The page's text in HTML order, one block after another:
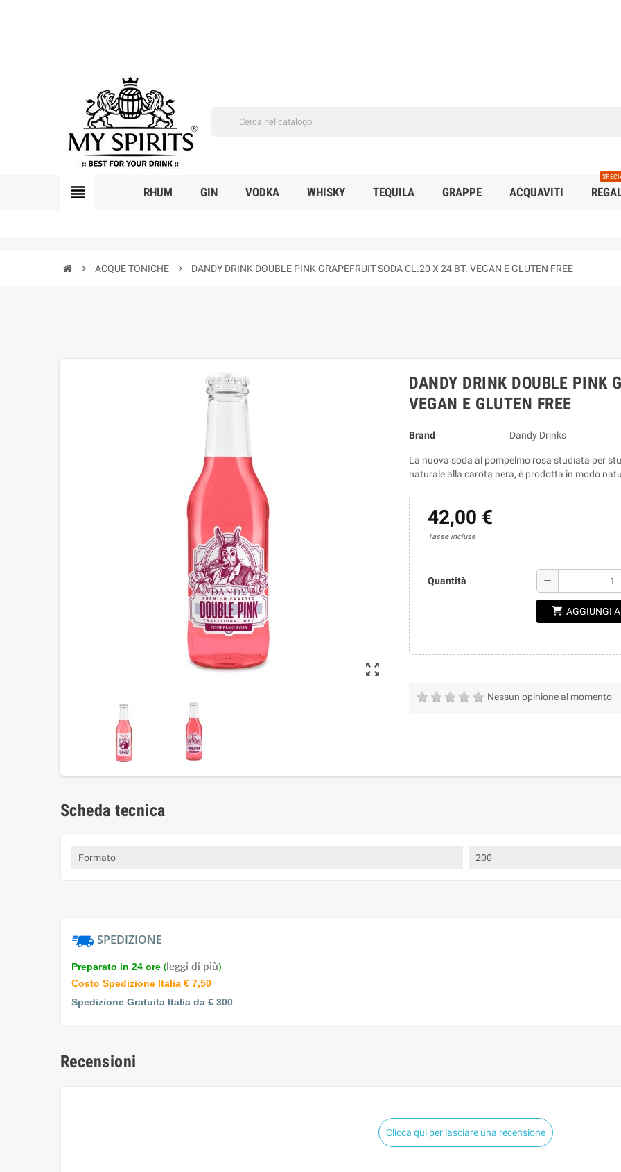
view_headline RHUM GIN VODKA WHISKY TEQUILA GRAPPE ACQUAVITI
chevron_right ACQUE TONICHE chevron_right DANDY DRINK DOUBLE PINK GRAPEFRUIT SODA CL.20 X 24 BT. VEGAN E GLUTEN FREE
zoom_out_map
DANDY DRINK DOUBLE PINK
VEGAN E GLUTEN FREE
Brand Dandy Drinks
La nuova soda al pompelmo rosa studiata per
naturale alla carota nera, è prodotta in modo
42,00 €
Tasse incluse
Quantità remove
shopping_cart AGGIUNGI
Nessun opinione al momento
Scheda tecnica
Formato 200
SPEDIZIONE
Preparato in 24 ore (leggi di più)
Costo Spedizione Italia € 7,50
Spedizione Gratuita Italia da € 300
Recensioni
Clicca qui per lasciare una recensione